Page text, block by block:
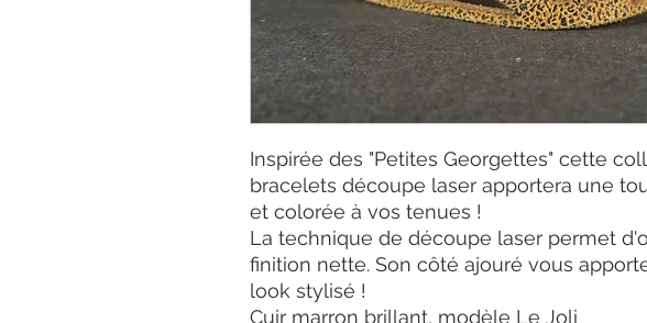
Inspirée des "Petites Georgettes" cette
bracelets découpe laser apportera une
et colorée à vos tenues !
La technique de découpe laser permet
finition nette. Son côté ajouré vous
look stylisé !
Cuir marron brillant, modèle Le Joli